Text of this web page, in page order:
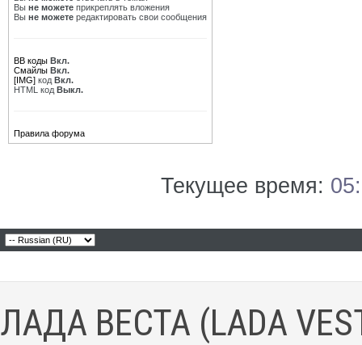
Вы не можете прикреплять вложения
Вы не можете редактировать свои сообщения
BB коды Вкл.
Смайлы Вкл.
[IMG] код Вкл.
HTML код Выкл.
Правила форума
Текущее время:
ЛАДА ВЕСТА (LADA